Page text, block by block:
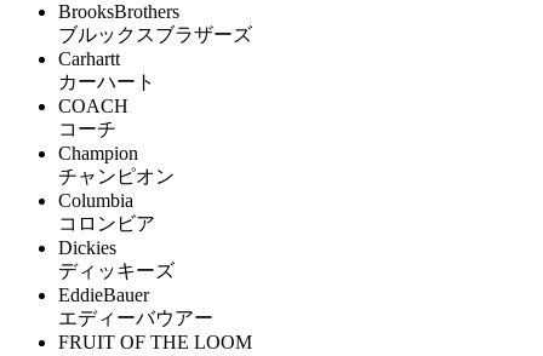
BrooksBrothers
ブルックスブラザーズ
Carhartt
カーハート
COACH
コーチ
Champion
チャンピオン
Columbia
コロンビア
Dickies
ディッキーズ
EddieBauer
エディーバウアー
FRUIT OF THE LOOM